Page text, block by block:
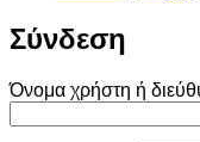
Σύνδεση
Όνομα χρήστη ή